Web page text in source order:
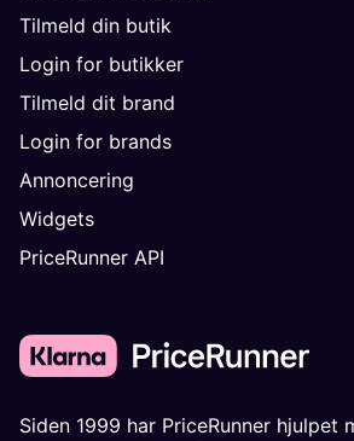
Tilmeld din butik
Login for butikker
Tilmeld dit brand
Login for brands
Annoncering
Widgets
PriceRunner API
Siden 1999 har PriceRunner hjulpet